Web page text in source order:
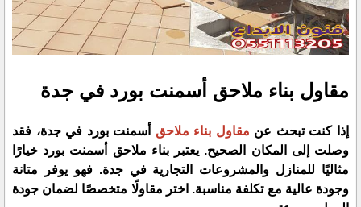
مقاول بناء ملاحق أسمنت بورد في جدة
إذا كنت تبحث عن مقاول بناء ملاحق أسمنت بورد في جدة، فقد
وصلت إلى المكان الصحيح. يعتبر بناء ملاحق أسمنت بورد خيارًا
مثاليًا للمنازل والمشروعات التجارية في جدة. فهو يوفر متانة
وجودة عالية مع تكلفة مناسبة. اختر مقاولًا متخصصًا لضمان جودة